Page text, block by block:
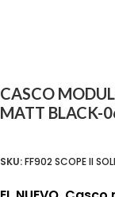
CASCO
MATT BLACK-
SKU:FF902 SCOPE II